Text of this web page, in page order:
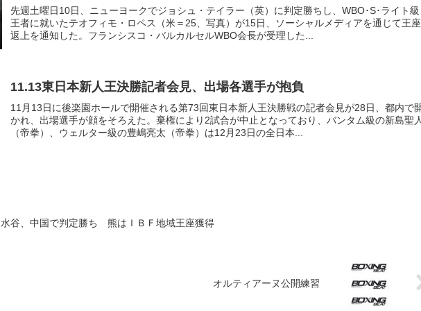
先週土曜日10日、ニューヨークでジョシュ・テイラー（英）に判定勝ちし、WBO･S･ライト級
王者に就いたテオフィモ・ロペス（米＝25、写真）が15日、ソーシャルメディアを通じて王座
返上を通知した。フランシスコ・バルカルセルWBO会長が受理した...
11.13東日本新人王決勝記者会見、出場各選手が抱負
11月13日に後楽園ホールで開催される第73回東日本新人王決勝戦の記者会見が28日、都内で
かれ、出場選手が顔をそろえた。棄権により2試合が中止となっており、バンタム級の新島聖
（帝拳）、ウェルター級の豊嶋亮太（帝拳）は12月23日の全日本...
水谷、中国で判定勝ち 熊はＩＢＦ地域王座獲得
オルティアーヌ公開練習